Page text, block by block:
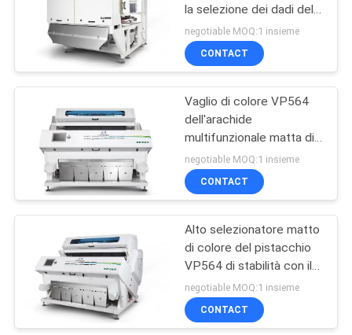
SITO
PRIVACY
POLICYselezionatore di
colore del fagiolo
58
Selezionatore di
colore del grano
39
la selezione dei dadi del
nocciolo di albicocca
negotiable MOQ:1 insieme
CONTACT
Vaglio di colore VP564
dell'arachide
multifunzionale matta di
alta risoluzione del
selezionatore
negotiable MOQ:1 insieme
CONTACT
Alto selezionatore matto
di colore del pistacchio
VP564 di stabilità con il
sistema di progettazione
ottico del LED
negotiable MOQ:1 insieme
CONTACT